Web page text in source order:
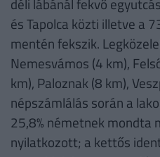
és Tapolca közti illetve a
mentén fekszik.
Nemesvámos (4 km),
km), Paloznak (8 km),
népszámlálás során a
25,8% németnek mondta
nyilatkozott; a kettős